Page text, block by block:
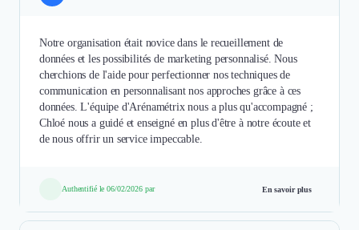
Notre organisation était novice dans le recueillement de
données et les possibilités de marketing personnalisé. Nous
cherchions de l'aide pour perfectionner nos techniques de
communication en personnalisant nos approches grâce à ces
données. L'équipe d'Arénamétrix nous a plus qu'accompagné ;
Chloé nous a guidé et enseigné en plus d'être à notre écoute et
de nous offrir un service impeccable.
Authentifié le 06/02/2026 par En savoir plus